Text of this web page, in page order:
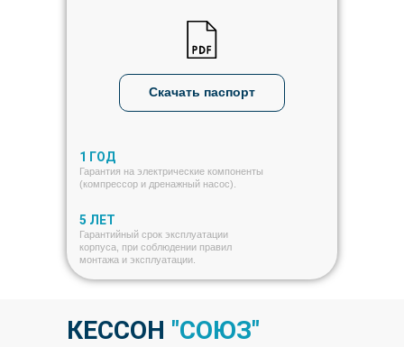
Гарантия на электрические компоненты
(компрессор и дренажный насос).
1 ГОД
Гарантийный срок эксплуатации
корпуса, при соблюдении правил
монтажа и эксплуатации.
5 ЛЕТ
Скачать паспорт
КЕССОН "СОЮЗ"